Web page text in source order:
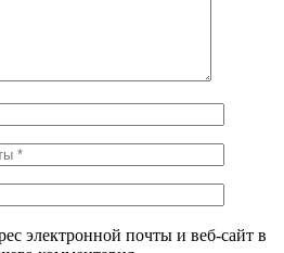
электронной почты и веб-сайт в